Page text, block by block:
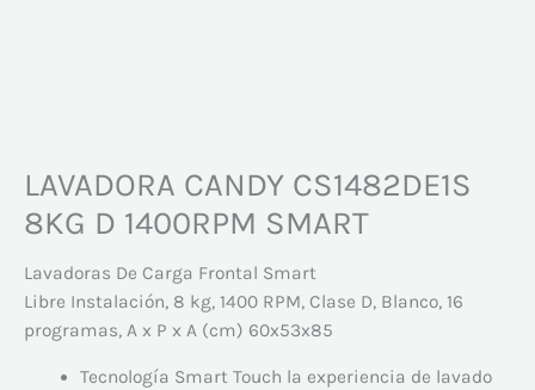
LAVADORA CANDY CS1482DE1S
8KG D 1400RPM SMART
Lavadoras De Carga Frontal Smart
Libre Instalación, 8 kg, 1400 RPM, Clase D, Blanco, 16
programas, A x P x A (cm) 60x53x85
Tecnología Smart Touch la experiencia de lavado